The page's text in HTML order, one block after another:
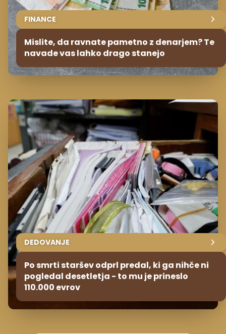
FINANCE
Mislite, da ravnate pametno z denarjem? Te
navade vas lahko drago stanejo
DEDOVANJE
Po smrti staršev odprl predal, ki ga nihče ni
pogledal desetletja - to mu je prineslo
110.000 evrov